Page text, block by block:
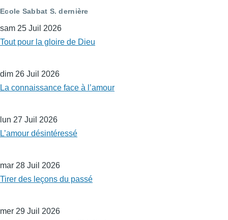
Ecole Sabbat S. dernière
sam 25 Juil 2026
Tout pour la gloire de Dieu
dim 26 Juil 2026
La connaissance face à l’amour
lun 27 Juil 2026
L’amour désintéressé
mar 28 Juil 2026
Tirer des leçons du passé
mer 29 Juil 2026